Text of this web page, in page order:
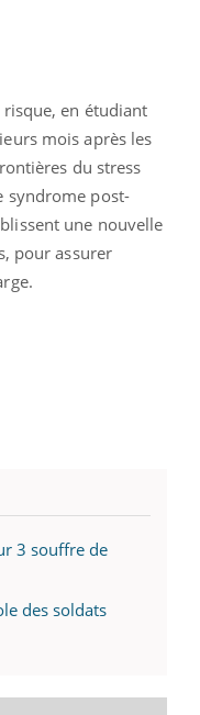
en étudiant
mois après les
du stress
syndrome post-
une nouvelle
pour assurer
3 souffre de
des soldats